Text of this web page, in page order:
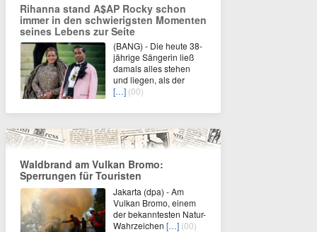
Rihanna stand A$AP Rocky schon
immer in den schwierigsten Momenten
seines Lebens zur Seite
(BANG) - Die heute 38-
jährige Sängerin ließ
damals alles stehen
und liegen, als der
[…] (00)
Waldbrand am Vulkan Bromo:
Sperrungen für Touristen
Jakarta (dpa) - Am
Vulkan Bromo, einem
der bekanntesten Natur-
Wahrzeichen […] (00)